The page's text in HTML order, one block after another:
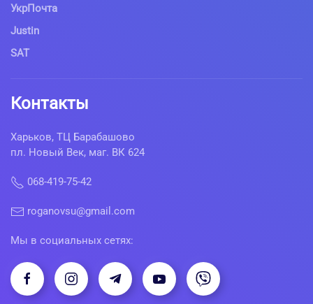
УкрПочта
Justin
SAT
Контакты
Харьков, ТЦ Барабашово
пл. Новый Век, маг. ВК 624
068-419-75-42
roganovsu@gmail.com
Мы в социальных сетях: